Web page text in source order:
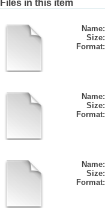
Files in this item
Name:
Size:
Format:
Name:
Size:
Format:
Name:
Size:
Format: